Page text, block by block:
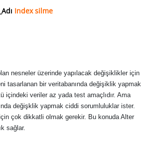
Index silme
nesneler üzerinde yapılacak değişiklikler için
tasarlanan bir veritabanında değişiklik yapmak
içindeki veriler az yada test amaçlıdır. Ama
değişklik yapmak ciddi sorumluluklar ister.
çok dikkatli olmak gerekir. Bu konuda Alter
sağlar.